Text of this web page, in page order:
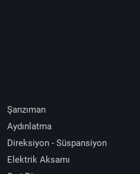
Şanzıman
Aydınlatma
Direksiyon - Süspansiyon
Elektrik Aksamı